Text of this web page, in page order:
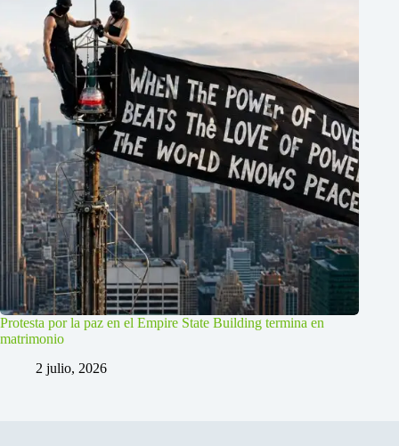
Protesta por la paz en el Empire State Building termina en
matrimonio
2 julio, 2026